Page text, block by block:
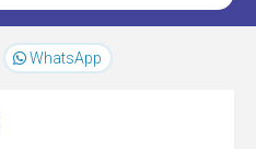
WhatsApp